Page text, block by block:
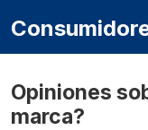
Opiniones
marca?